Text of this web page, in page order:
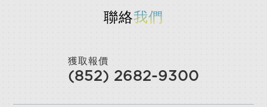
聯絡我們
獲取報價
(852) 2682-9300